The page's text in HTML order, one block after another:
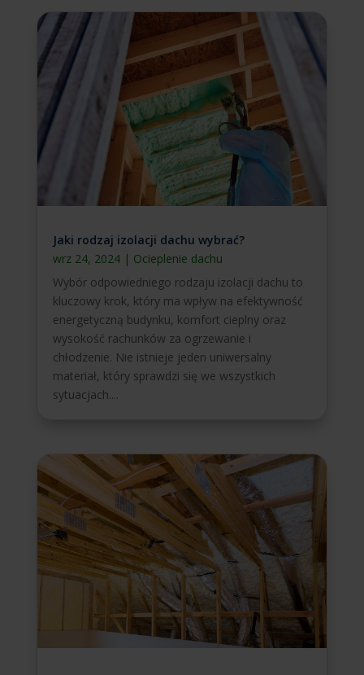
Jaki rodzaj izolacji dachu wybrać?
wrz 24, 2024| Ocieplenie dachu
Wybór odpowiedniego rodzaju izolacji dachu to
kluczowy krok, który ma wpływ na efektywność
energetyczną budynku, komfort cieplny oraz
wysokość rachunków za ogrzewanie i
chłodzenie. Nie istnieje jeden uniwersalny
materiał, który sprawdzi się we wszystkich
sytuacjach....